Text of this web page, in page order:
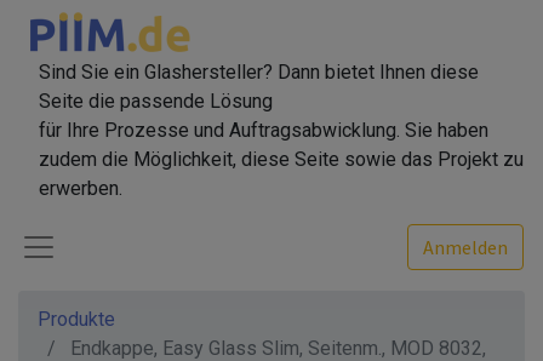
Sind Sie ein Glashersteller? Dann bietet Ihnen diese
Seite die passende Lösung
für Ihre Prozesse und Auftragsabwicklung. Sie haben
zudem die Möglichkeit, diese Seite sowie das Projekt zu
erwerben.
Anmelden
Produkte
Endkappe, Easy Glass Slim, Seitenm., MOD 8032,